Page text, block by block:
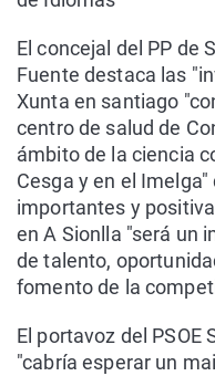
El concejal del PP de
Fuente destaca las
Xunta en santiago
centro de salud de
ámbito de la ciencia
Cesga y en el
importantes y
en A Sionlla "será un
de talento,
fomento de la
El portavoz del PSOE
"cabría esperar un